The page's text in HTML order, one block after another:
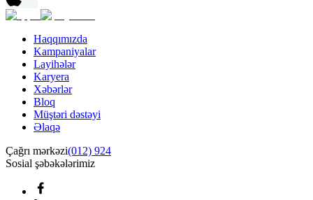
Haqqımızda
Kampaniyalar
Layihələr
Karyera
Xəbərlər
Bloq
Müştəri dəstəyi
Əlaqə
Çağrı mərkəzi(012) 924
Sosial şəbəkələrimiz